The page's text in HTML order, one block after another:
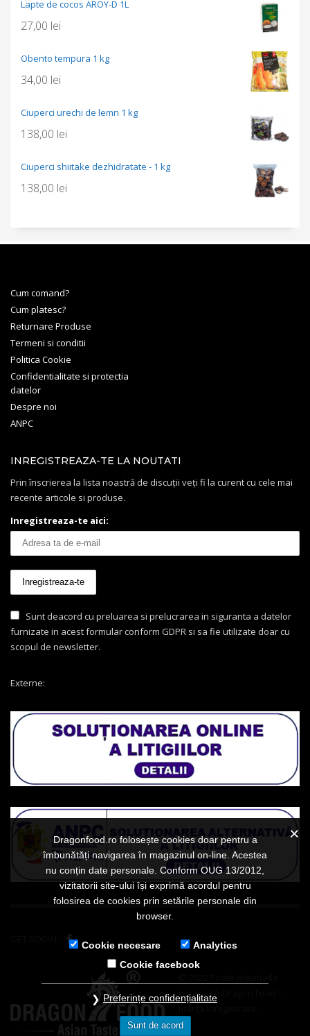
Lapte de cocos AROY-D 1L
27,00 lei
Obento tempura 1 kg
34,00 lei
Ciuperci urechi de lemn 1 kg
138,00 lei
Ciuperci shiitake dezhidratate - 1 kg
138,00 lei
Cum comand?
Cum platesc?
Returnare Produse
Termeni si conditii
Politica Cookie
Confidentialitate si protectia
datelor
Despre noi
ANPC
INREGISTREAZA-TE LA NOUTATI
Prin înscrierea la lista noastră de discuții veți fi la curent cu cele mai
recente articole si produse.
Inregistreaza-te aici:
Sunt deacord cu preluarea si prelucrarea in siguranta a datelor
furnizate in acest formular conform GDPR si sa fie utilizate doar cu
scopul de newsletter.
Externe:
rezervate Dragon Food -
Dragonfood.ro folosește cookies doar pentru a
îmbunătăți navigarea în magazinul on-line. Acestea
nu conțin date personale. Conform OUG 13/2012,
vizitatorii site-ului își exprimă acordul pentru
folosirea de cookies prin setările personale din
browser.
Cookie necesare
Analytics
Cookie facebook
Preferințe confidențialitate
Sunt de acord